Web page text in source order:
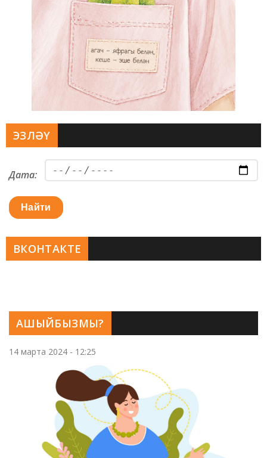
АШЫЙБЫЗМЫ?
14 марта 2024 - 12:25
ЭЗЛӘҮ
Дата:
Найти
ВКОНТАКТЕ